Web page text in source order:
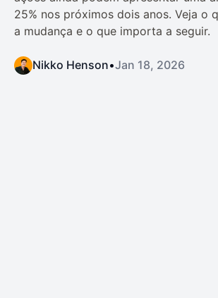
25% nos próximos dois anos. Veja o
a mudança e o que importa a seguir.
Nikko Henson•Jan 18, 2026